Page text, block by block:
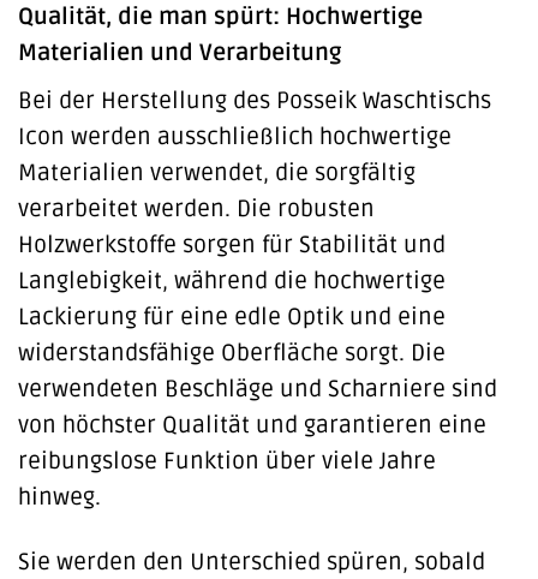
Qualität, die man spürt: Hochwertige
Materialien und Verarbeitung
Bei der Herstellung des Posseik Waschtischs
Icon werden ausschließlich hochwertige
Materialien verwendet, die sorgfältig
verarbeitet werden. Die robusten
Holzwerkstoffe sorgen für Stabilität und
Langlebigkeit, während die hochwertige
Lackierung für eine edle Optik und eine
widerstandsfähige Oberfläche sorgt. Die
verwendeten Beschläge und Scharniere sind
von höchster Qualität und garantieren eine
reibungslose Funktion über viele Jahre
hinweg.
Sie werden den Unterschied spüren, sobald